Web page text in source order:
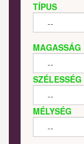
TÍPUS
MAGASSÁG
SZÉLESSÉG
MÉLYSÉG